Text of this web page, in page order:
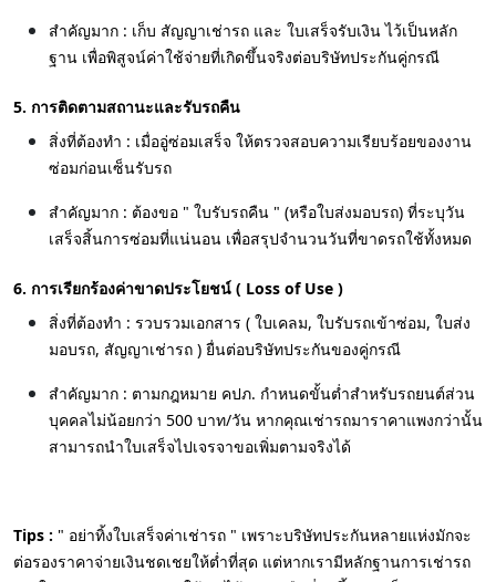
สำคัญมาก : เก็บ สัญญาเช่ารถ และ ใบเสร็จรับเงิน ไว้เป็นหลัก
ฐาน เพื่อพิสูจน์ค่าใช้จ่ายที่เกิดขึ้นจริงต่อบริษัทประกันคู่กรณี
5. การติดตามสถานะและรับรถคืน
สิ่งที่ต้องทำ : เมื่ออู่ซ่อมเสร็จ ให้ตรวจสอบความเรียบร้อยของงาน
ซ่อมก่อนเซ็นรับรถ
สำคัญมาก : ต้องขอ " ใบรับรถคืน " (หรือใบส่งมอบรถ) ที่ระบุวัน
เสร็จสิ้นการซ่อมที่แน่นอน เพื่อสรุปจำนวนวันที่ขาดรถใช้ทั้งหมด
6. การเรียกร้องค่าขาดประโยชน์ ( Loss of Use )
สิ่งที่ต้องทำ : รวบรวมเอกสาร ( ใบเคลม, ใบรับรถเข้าซ่อม, ใบส่ง
มอบรถ, สัญญาเช่ารถ ) ยื่นต่อบริษัทประกันของคู่กรณี
สำคัญมาก : ตามกฎหมาย คปภ. กำหนดขั้นต่ำสำหรับรถยนต์ส่วน
บุคคลไม่น้อยกว่า 500 บาท/วัน หากคุณเช่ารถมาราคาแพงกว่านั้น
สามารถนำใบเสร็จไปเจรจาขอเพิ่มตามจริงได้
Tips : " อย่าทิ้งใบเสร็จค่าเช่ารถ " เพราะบริษัทประกันหลายแห่งมักจะ
ต่อรองราคาจ่ายเงินชดเชยให้ต่ำที่สุด แต่หากเรามีหลักฐานการเช่ารถ